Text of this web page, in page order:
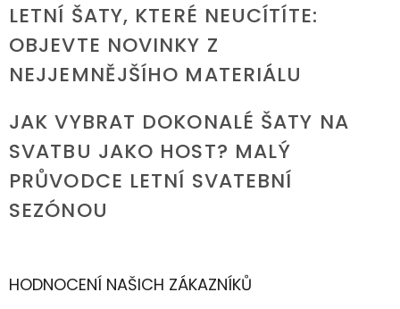
LETNÍ ŠATY, KTERÉ NEUCÍTÍTE:
OBJEVTE NOVINKY Z
NEJJEMNĚJŠÍHO MATERIÁLU
JAK VYBRAT DOKONALÉ ŠATY NA
SVATBU JAKO HOST? MALÝ
PRŮVODCE LETNÍ SVATEBNÍ
SEZÓNOU
HODNOCENÍ NAŠICH ZÁKAZNÍKŮ